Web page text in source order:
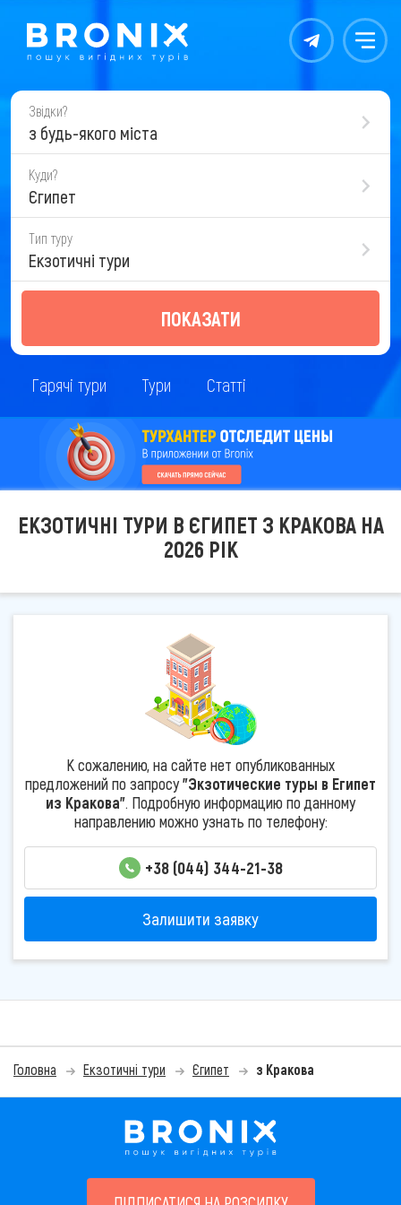
Контакты Меню
Звідки?
з будь-якого міста
Куди?
Єгипет
Тип туру
Екзотичні тури
ПОКАЗАТИ
Гарячі тури Тури Статті
ЕКЗОТИЧНІ ТУРИ В ЄГИПЕТ З КРАКОВА НА
2026 РІК
К сожалению, на сайте нет опубликованных
предложений по запросу"Экзотические туры в Египет
из Кракова". Подробную информацию по данному
направлению можно узнать по телефону:
+38 (044) 344-21-38
Залишити заявку
Головна Екзотичні тури Єгипет з Кракова